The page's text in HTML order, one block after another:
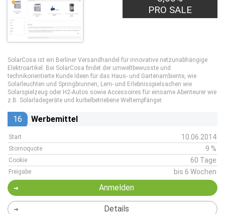
PRO SALE
SolarCosa ist ein Berliner Versandhandel für innovative netzunabhängige
Elektroartikel. Bei SolarCosa findet der umweltbewusste und
technikorientierte Kunde Ideen für das Haus- und Gartenambiente, wie
Solarleuchten und Springbrunnen, Lern- und Erlebnisspielsachen wie
Solarspielzeug oder H2-Autos sowie Accessoires für einsame Abenteurer wie
z.B. Solarladegeräte und kurbelbetriebene Weltempfänger.
16 Werbemittel
Start 10.06.2014
Stornoquote 9 %
Cookie 60 Tage
Freigabe bis 6 Wochen
Anmelden
Details